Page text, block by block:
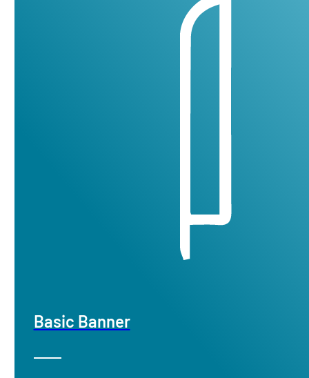
Basic Banner